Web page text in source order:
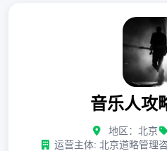
音乐人攻
地区：北京
运营主体: 北京道略管理